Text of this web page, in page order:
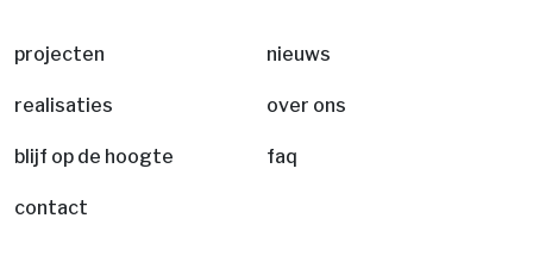
projecten nieuws
realisaties over ons
blijf op de hoogte faq
contact